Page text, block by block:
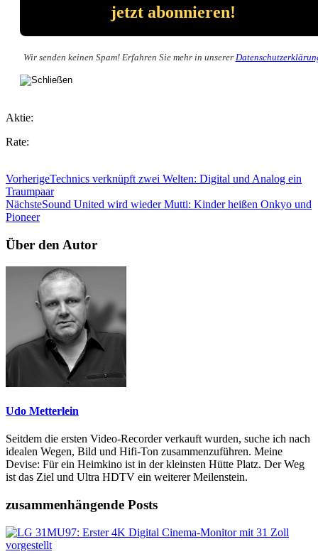
Wir senden keinen Spam! Erfahren Sie mehr in unserer
Aktie:
Rate:
VorherigeTechnics verknüpft zwei Welten: Digital und Analog ein
Traumpaar
NächsteSound United wird wieder Mutti: Kinder heißen Onkyo und
Pioneer
Über den Autor
Udo Metterlein
Seitdem die ersten Video-Recorder verkauft wurden, suche ich nach
idealen Wegen, Bild und Hifi-Ton zusammenzuführen. Meine
Devise: Für ein Heimkino ist in der kleinsten Hütte Platz. Der Weg
ist das Ziel und Ultra HDTV ein weiterer Meilenstein.
zusammenhängende Posts